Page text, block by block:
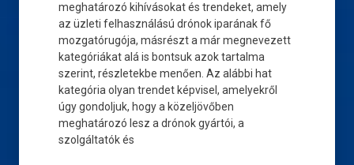
meghatározó kihívásokat és trendeket, amely
az üzleti felhasználású drónok iparának fő
mozgatórugója, másrészt a már megnevezett
kategóriákat alá is bontsuk azok tartalma
szerint, részletekbe menően. Az alábbi hat
kategória olyan trendet képvisel, amelyekről
úgy gondoljuk, hogy a közeljövőben
meghatározó lesz a drónok gyártói, a
szolgáltatók és